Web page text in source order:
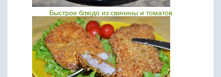
Быстрое блюдо из свинины и томатов